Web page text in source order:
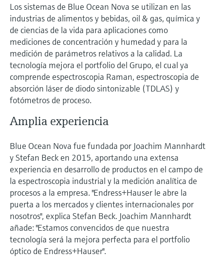
Los sistemas de Blue Ocean Nova se utilizan en las
industrias de alimentos y bebidas, oil & gas, química y
de ciencias de la vida para aplicaciones como
mediciones de concentración y humedad y para la
medición de parámetros relativos a la calidad. La
tecnología mejora el portfolio del Grupo, el cual ya
comprende espectroscopia Raman, espectroscopia de
absorción láser de diodo sintonizable (TDLAS) y
fotómetros de proceso.
Amplia experiencia
Blue Ocean Nova fue fundada por Joachim Mannhardt
y Stefan Beck en 2015, aportando una extensa
experiencia en desarrollo de productos en el campo de
la espectroscopia industrial y la medición analítica de
procesos a la empresa. "Endress+Hauser le abre la
puerta a los mercados y clientes internacionales por
nosotros", explica Stefan Beck. Joachim Mannhardt
añade: "Estamos convencidos de que nuestra
tecnología será la mejora perfecta para el portfolio
óptico de Endress+Hauser".